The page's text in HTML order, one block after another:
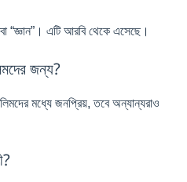
“জ্ঞান”। এটি আরবি থেকে এসেছে।
জন্য?
মধ্যে জনপ্রিয়, তবে অন্যান্যরাও